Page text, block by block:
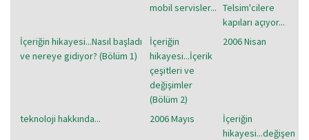
mobil servisler... Telsim'cilere
kapıları açıyor...
İçeriğin hikayesi...Nasıl başladı
ve nereye gidiyor? (Bölüm 1)
İçeriğin
hikayesi...İçerik
çeşitleri ve
değişimler
(Bölüm 2)
2006 Nisan
teknoloji hakkında... 2006 Mayıs
İçeriğin
hikayesi...değişen